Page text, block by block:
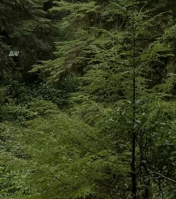
Nuestros Sitios
Industria de Viajes
Medios
Corporativo
简体中文 – China
En este sitio
Ideas de viaje